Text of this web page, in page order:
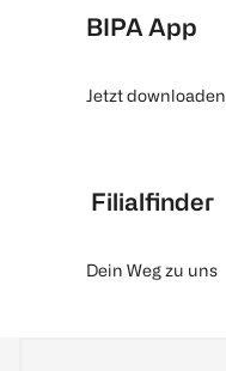
BIPA App
Jetzt downloaden
Filialfinder
Dein Weg zu uns